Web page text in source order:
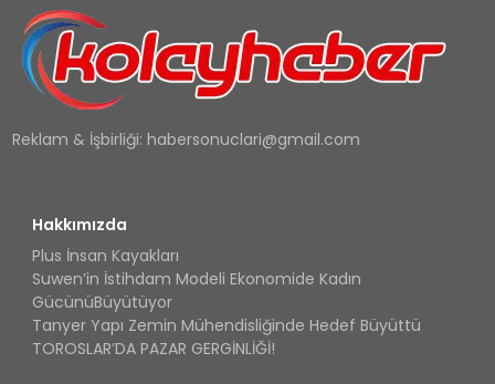
Reklam & İşbirliği: habersonuclari@gmail.com
Hakkımızda
Plus İnsan Kayakları
Suwen’in İstihdam Modeli Ekonomide Kadın
GücünüBüyütüyor
Tanyer Yapı Zemin Mühendisliğinde Hedef Büyüttü
TOROSLAR’DA PAZAR GERGİNLİĞİ!